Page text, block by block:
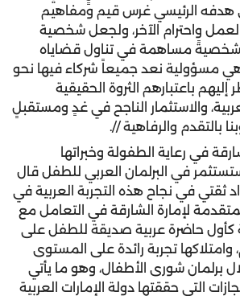
هدفه الرئيسي غرس قيم ومفاهيم
واحترام الآخر، ولجعل شخصية
شخصيةً مساهمة في تناول قضاياه
مسؤولية نعد جميعاً شركاء فيها نحو
إليهم باعتبارهم الثروة الحقيقية
والاستثمار الناجح في غدٍ ومستقبلٍ
بالتقدم والرفاهية //.
في رعاية الطفولة وخبراتها
ستستثمر في البرلمان العربي للطفل قال
ثقتي في نجاح هذه التجربة العربية في
لإمارة الشارقة في التعامل مع
كأول حاضرة عربية صديقة للطفل على
تجربة رائدة على المستوى
برلمان شورى الأطفال، وهو ما يأتي
التي حققتها دولة الإمارات العربية